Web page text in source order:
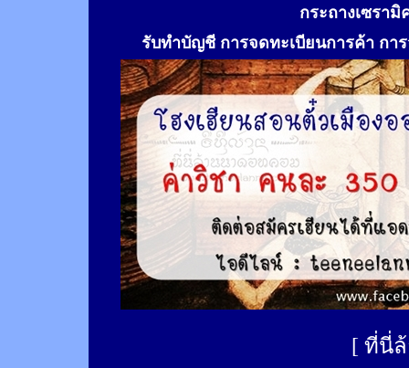
กระถางเซรา
รับทำบัญชี การจดทะเบียนการค้า กา
[ ที่นี่